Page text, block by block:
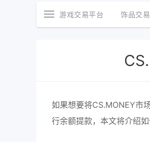
游戏交易平台 饰品交
如果想要将CS.MONEY市
行余额提款，本文将介绍